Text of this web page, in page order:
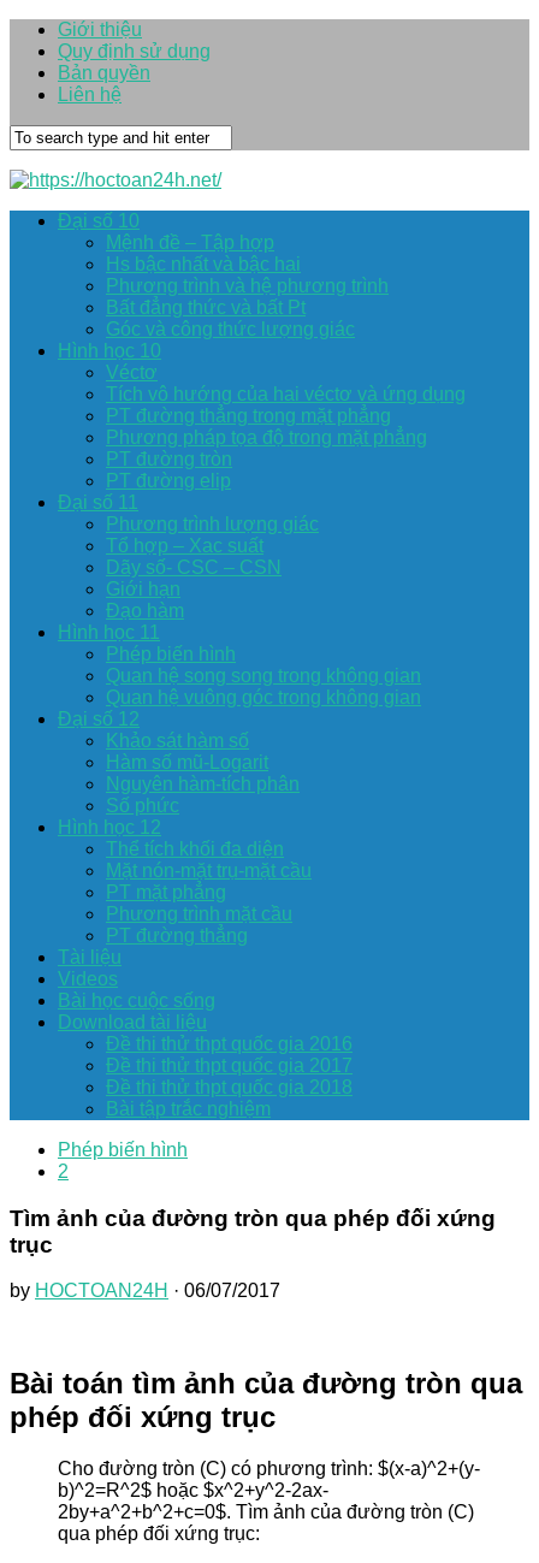
Giới thiệu
Quy định sử dụng
Bản quyền
Liên hệ
Đại số 10
Mệnh đề – Tập hợp
Hs bậc nhất và bậc hai
Phương trình và hệ phương trình
Bất đẳng thức và bất Pt
Góc và công thức lượng giác
Hình học 10
Véctơ
Tích vô hướng của hai véctơ và ứng dụng
PT đường thẳng trong mặt phẳng
Phương pháp tọa độ trong mặt phẳng
PT đường tròn
PT đường elip
Đại số 11
Phương trình lượng giác
Tổ hợp – Xac suất
Dãy số- CSC – CSN
Giới hạn
Đạo hàm
Hình học 11
Phép biến hình
Quan hệ song song trong không gian
Quan hệ vuông góc trong không gian
Đại số 12
Khảo sát hàm số
Hàm số mũ-Logarit
Nguyên hàm-tích phân
Số phức
Hình học 12
Thể tích khối đa diện
Mặt nón-mặt trụ-mặt cầu
PT mặt phẳng
Phương trình mặt cầu
PT đường thẳng
Tài liệu
Videos
Bài học cuộc sống
Download tài liệu
Đề thi thử thpt quốc gia 2016
Đề thi thử thpt quốc gia 2017
Đề thi thử thpt quốc gia 2018
Bài tập trắc nghiệm
Phép biến hình
2
Tìm ảnh của đường tròn qua phép đối xứng
trục
by HOCTOAN24H · 06/07/2017
Bài toán tìm ảnh của đường tròn qua
phép đối xứng trục
Cho đường tròn (C) có phương trình: $(x-a)^2+(y-
b)^2=R^2$ hoặc $x^2+y^2-2ax-
2by+a^2+b^2+c=0$. Tìm ảnh của đường tròn (C)
qua phép đối xứng trục: